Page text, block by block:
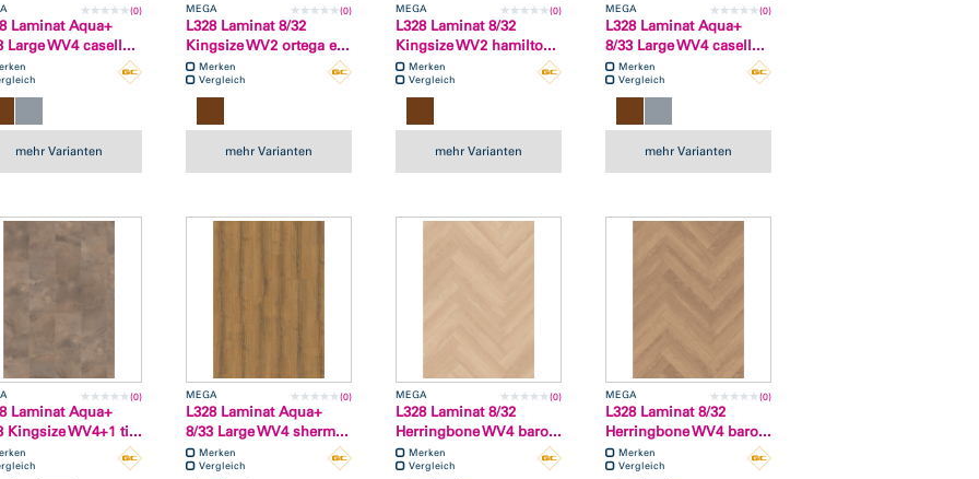
(0)
Laminat Aqua+
Large WV4 casell...
mehr Varianten
MEGA (0)
L328 Laminat 8/32
Kingsize WV2 ortega e...
Merken
Vergleich
mehr Varianten
MEGA (0)
L328 Laminat 8/32
Kingsize WV2 hamilto...
Merken
Vergleich
mehr Varianten
MEGA (0)
L328 Laminat Aqua+
8/33 Large WV4 casell...
Merken
Vergleich
mehr Varianten
(0)
Laminat Aqua+
Kingsize WV4+1 ti...
MEGA (0)
L328 Laminat Aqua+
8/33 Large WV4 sherm...
Merken
Vergleich
MEGA (0)
L328 Laminat 8/32
Herringbone WV4 baro...
Merken
Vergleich
MEGA (0)
L328 Laminat 8/32
Herringbone WV4 baro...
Merken
Vergleich